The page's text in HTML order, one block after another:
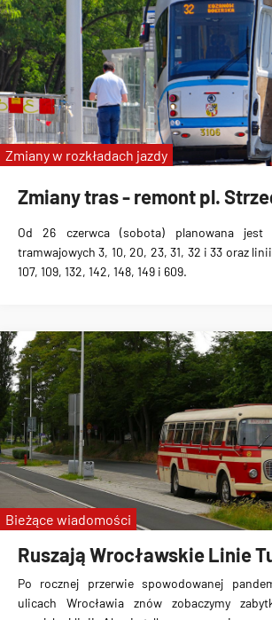
Zmiany tras - remont pl.
Od 26 czerwca (sobota) planowana
tramwajowych 3, 10, 20, 23, 31, 32 i 33 oraz
107, 109, 132, 142, 148, 149 i 609.
Zmiany w rozkładach jazdy
Ruszają Wrocławskie Linie
Po rocznej przerwie spowodowanej
ulicach Wrocławia znów zobaczymy
Bieżące wiadomości